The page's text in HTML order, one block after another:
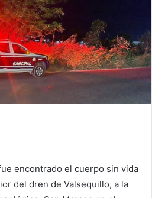
encontrado el cuerpo sin vida
del dren de Valsequillo, a la